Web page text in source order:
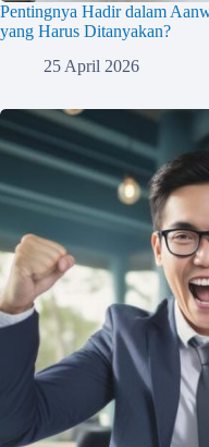
Pentingnya Hadir dalam
yang Harus Ditanyakan?
25 April 2026